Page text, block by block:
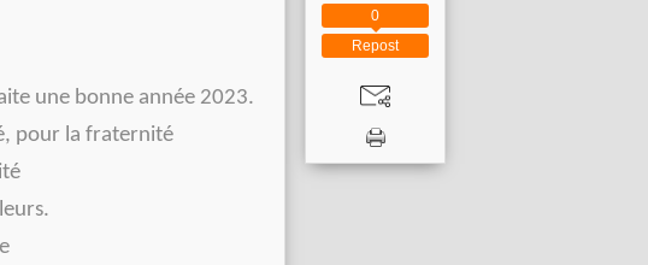
une bonne année 2023.
pour la fraternité
Repost
0